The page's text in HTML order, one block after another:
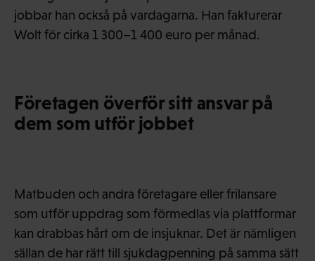
jobbar han också på vardagarna. Han fakturerar
Wolt för cirka 1 300–1 400 euro per månad.
Företagen överför sitt ansvar på
dem som utför jobbet
Matbuden och andra företagare eller frilansare
som utför uppdrag som förmedlas via plattformar
kan drabbas hårt om de insjuknar. Det är nämligen
sällan de har rätt till sjukdagpenning på samma sätt